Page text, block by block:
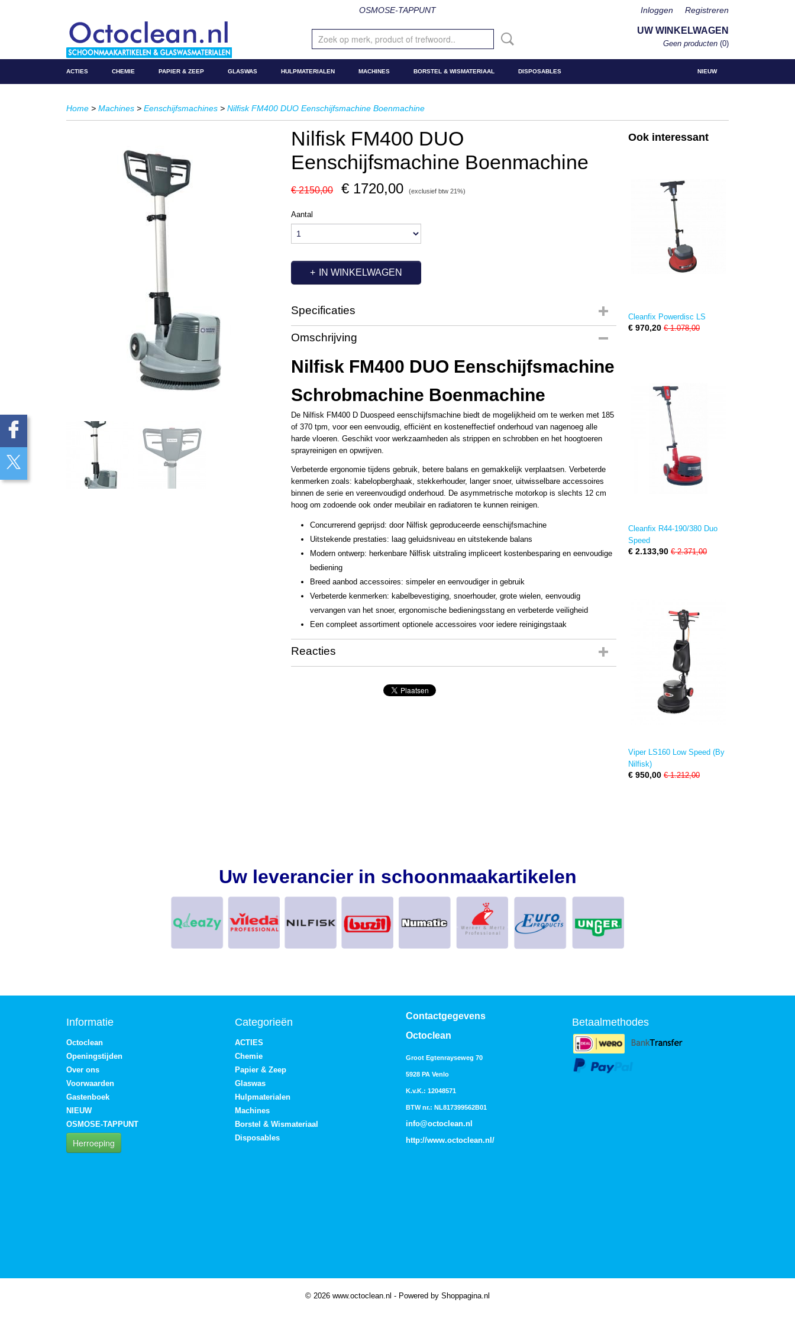
OSMOSE-TAPPUNT Inloggen Registreren
UW WINKELWAGEN
Geen producten (0)
NIEUW
ACTIES CHEMIE PAPIER & ZEEP GLASWAS HULPMATERIALEN MACHINES BORSTEL & WISMATERIAAL DISPOSABLES
Home > Machines > Eenschijfsmachines > Nilfisk FM400 DUO Eenschijfsmachine Boenmachine
Nilfisk FM400 DUO
Eenschijfsmachine Boenmachine
€ 2150,00 € 1720,00 (exclusief btw 21%)
Aantal
IN WINKELWAGEN
Specificaties
Productcode
Omschrijving
Nilfisk FM400 DUO Eenschijfsmachine
Schrobmachine Boenmachine
De Nilfisk FM400 D Duospeed eenschijfsmachine biedt de mogelijkheid om te werken met 185
of 370 tpm, voor een eenvoudig, efficiënt en kosteneffectief onderhoud van nagenoeg alle
harde vloeren. Geschikt voor werkzaamheden als strippen en schrobben en het hoogtoeren
sprayreinigen en opwrijven.
Verbeterde ergonomie tijdens gebruik, betere balans en gemakkelijk verplaatsen. Verbeterde
kenmerken zoals: kabelopberghaak, stekkerhouder, langer snoer, uitwisselbare accessoires
binnen de serie en vereenvoudigd onderhoud. De asymmetrische motorkop is slechts 12 cm
hoog om zodoende ook onder meubilair en radiatoren te kunnen reinigen.
Concurrerend geprijsd: door Nilfisk geproduceerde eenschijfsmachine
Uitstekende prestaties: laag geluidsniveau en uitstekende balans
Modern ontwerp: herkenbare Nilfisk uitstraling impliceert kostenbesparing en eenvoudige
bediening
Breed aanbod accessoires: simpeler en eenvoudiger in gebruik
Verbeterde kenmerken: kabelbevestiging, snoerhouder, grote wielen, eenvoudig
vervangen van het snoer, ergonomische bedieningsstang en verbeterde veiligheid
Een compleet assortiment optionele accessoires voor iedere reinigingstaak
Reacties
Ook interessant
Cleanfix Powerdisc LS
€ 970,20 € 1.078,00
Cleanfix R44-190/380 Duo
Speed
€ 2.133,90 € 2.371,00
Viper LS160 Low Speed (By
Nilfisk)
€ 950,00 € 1.212,00
Uw leverancier in schoonmaakartikelen
Informatie
Octoclean
Openingstijden
Over ons
Voorwaarden
Gastenboek
NIEUW
OSMOSE-TAPPUNT
Herroeping
Categorieën
ACTIES
Chemie
Papier & Zeep
Glaswas
Hulpmaterialen
Machines
Borstel & Wismateriaal
Disposables
Contactgegevens
Octoclean
Groot Egtenrayseweg 70
5928 PA Venlo
K.v.K.: 12048571
BTW nr.: NL817399562B01
info@octoclean.nl
http://www.octoclean.nl /
Betaalmethodes
© 2026 www.octoclean.nl - Powered by Shoppagina.nl